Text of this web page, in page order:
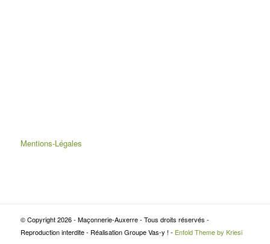
Mentions-Légales
© Copyright 2026 - Maçonnerie-Auxerre - Tous droits réservés -
Reproduction interdite - Réalisation Groupe Vas-y ! - Enfold Theme by Kriesi